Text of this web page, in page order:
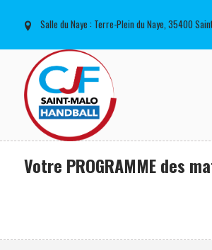
Salle du Naye : Terre-Plein du Naye, 35400
Votre PROGRAMME des